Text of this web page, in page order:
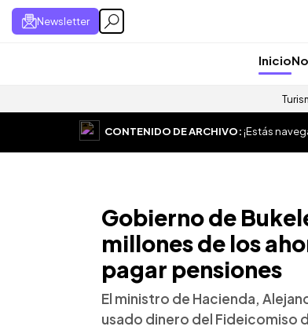
Newsletter
Inicio
CONTENIDO DE ARCHIVO:¡Estás
Gobierno de
millones de los
pagar pensiones
El ministro de Hacienda,
usado dinero del Fideicomiso